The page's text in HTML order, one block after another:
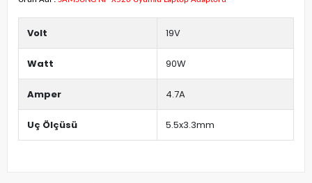
Volt 19V
Watt 90W
Amper 4.7A
Uç Ölçüsü 5.5x3.3mm